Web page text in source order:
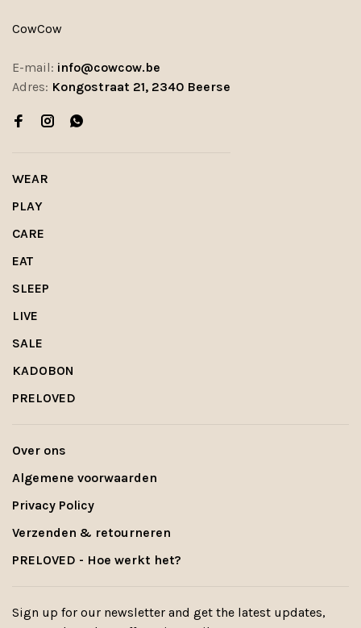
CowCow
E-mail: info@cowcow.be
Adres: Kongostraat 21, 2340 Beerse
WEAR
PLAY
CARE
EAT
SLEEP
LIVE
SALE
KADOBON
PRELOVED
Over ons
Algemene voorwaarden
Privacy Policy
Verzenden & retourneren
PRELOVED - Hoe werkt het?
Sign up for our newsletter and get the latest updates,